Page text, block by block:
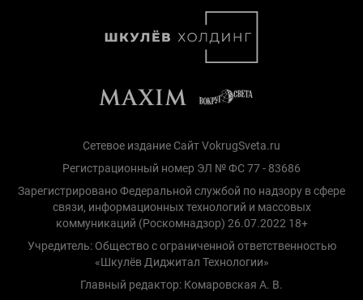
Сетевое издание Сайт VokrugSveta.ru
Регистрационный номер ЭЛ № ФС 77 - 83686
Зарегистрировано Федеральной службой по надзору в сфере
связи, информационных технологий и массовых
коммуникаций (Роскомнадзор) 26.07.2022 18+
Учредитель: Общество с ограниченной ответственностью
«Шкулёв Диджитал Технологии»
Главный редактор: Комаровская А. В.